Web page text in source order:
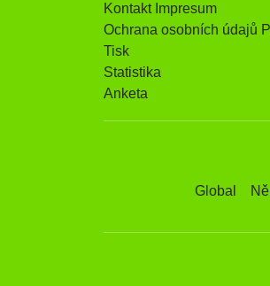
Kontakt Impresum
Ochrana osobních údajů
Tisk
Statistika
Anketa
Global